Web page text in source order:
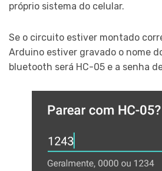
próprio sistema do celular.
Se o circuito estiver montado
Arduino estiver gravado o nome
bluetooth será HC-05 e a senha